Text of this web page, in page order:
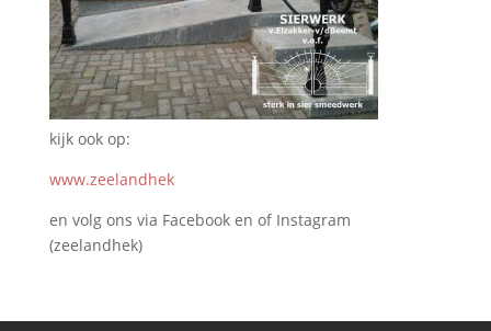
kijk ook op:
www.zeelandhek
en volg ons via Facebook en of Instagram
(zeelandhek)